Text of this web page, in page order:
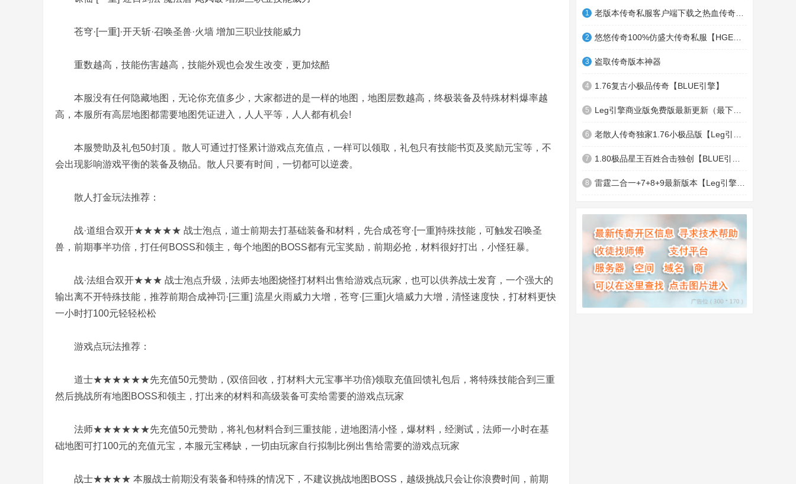
苍穹·[一重]·开天斩·召唤圣兽·火墙 增加三职业技能威力
重数越高，技能伤害越高，技能外观也会发生改变，更加炫酷
本服没有任何隐藏地图，无论你充值多少，大家都进的是一样的地图，地图层数越高，终极装备及特殊材料爆率越
高，本服所有高层地图都需要地图凭证进入，人人平等，人人都有机会!
本服赞助及礼包50封顶 。散人可通过打怪累计游戏点充值点，一样可以领取，礼包只有技能书页及奖励元宝等，不
会出现影响游戏平衡的装备及物品。散人只要有时间，一切都可以逆袭。
散人打金玩法推荐：
战·道组合双开★★★★★ 战士泡点，道士前期去打基础装备和材料，先合成苍穹·[一重]特殊技能，可触发召唤圣
兽，前期事半功倍，打任何BOSS和领主，每个地图的BOSS都有元宝奖励，前期必抢，材料很好打出，小怪狂暴。
战·法组合双开★★★ 战士泡点升级，法师去地图烧怪打材料出售给游戏点玩家，也可以供养战士发育，一个强大的
输出离不开特殊技能，推荐前期合成神罚·[三重] 流星火雨威力大增，苍穹·[三重]火墙威力大增，清怪速度快，打材料更快
一小时打100元轻轻松松
游戏点玩法推荐：
道士★★★★★★先充值50元赞助，(双倍回收，打材料大元宝事半功倍)领取充值回馈礼包后，将特殊技能合到三重
然后挑战所有地图BOSS和领主，打出来的材料和高级装备可卖给需要的游戏点玩家
法师★★★★★★先充值50元赞助，将礼包材料合到三重技能，进地图清小怪，爆材料，经测试，法师一小时在基
础地图可打100元的充值元宝，本服元宝稀缺，一切由玩家自行拟制比例出售给需要的游戏点玩家
战士★★★★ 本服战士前期没有装备和特殊的情况下，不建议挑战地图BOSS，越级挑战只会让你浪费时间，前期
1
2
3 盗取传奇版本神器
4 1.76复古小极品传奇【BLUE引擎】
5
6
7
8